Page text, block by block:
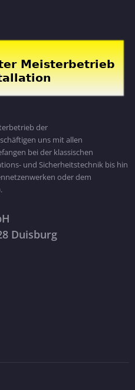
der
uns mit allen
bei der klassischen
und Sicherheitstechnik bis hin
oder dem
Duisburg